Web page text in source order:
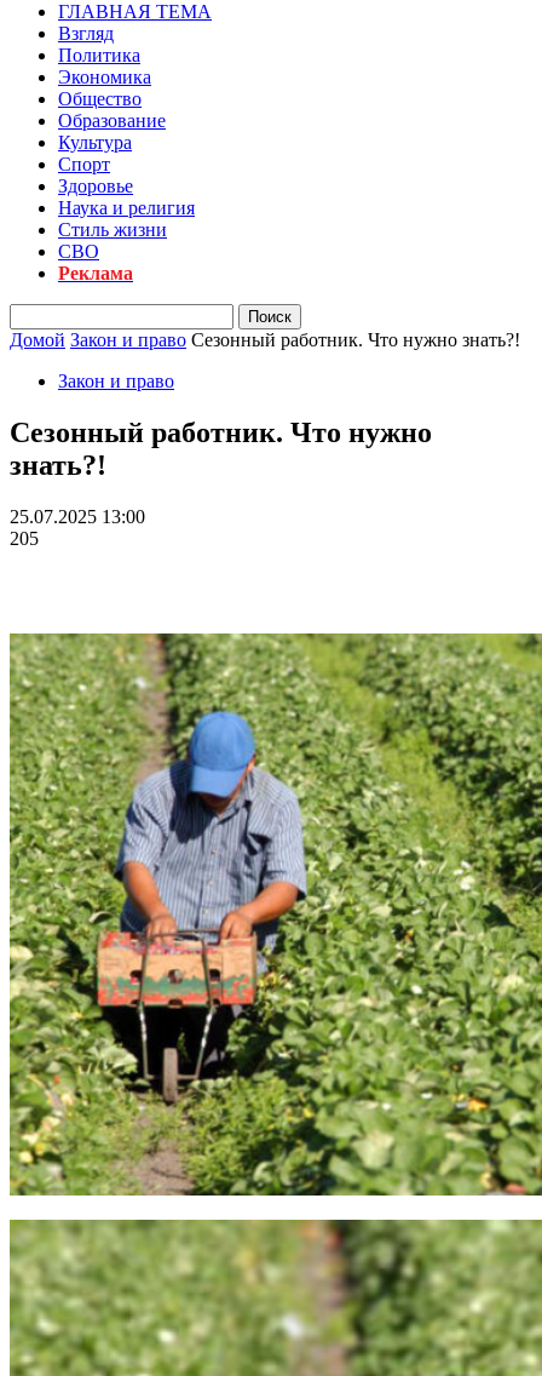
ГЛАВНАЯ ТЕМА
Взгляд
Политика
Экономика
Общество
Образование
Культура
Спорт
Здоровье
Наука и религия
Стиль жизни
СВО
Реклама
Домой Закон и право Сезонный работник. Что нужно знать?!
Закон и право
Сезонный работник. Что нужно
знать?!
25.07.2025 13:00
205